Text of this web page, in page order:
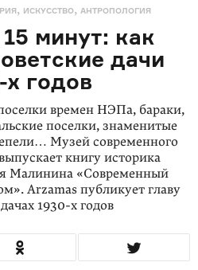
, ИСКУССТВО, АНТРОПОЛОГИЯ
минут: как
дачи
х годов
времен НЭПа, бараки,
поселки, знаменитые
Музей современного
книгу историка
Малинина «Современный
Arzamas публикует главу
1930-х годов